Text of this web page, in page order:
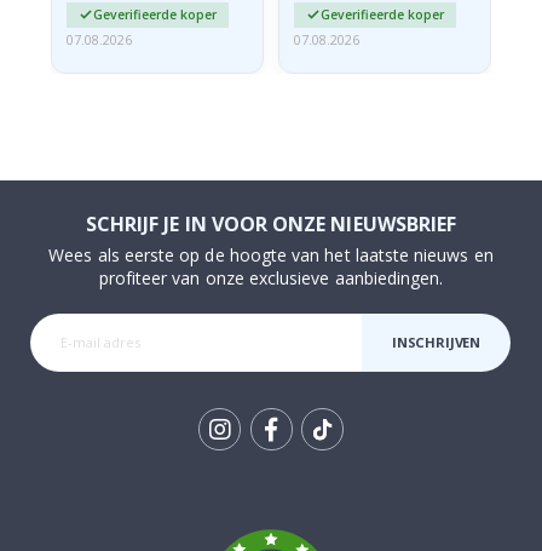
Geverifieerde koper
07.08.2026
Geverifieerde koper
07.08.2026
SCHRIJF JE IN VOOR ONZE NIEUWSBRIEF
Wees als eerste op de hoogte van het laatste nieuws en
profiteer van onze exclusieve aanbiedingen.
INSCHRIJVEN